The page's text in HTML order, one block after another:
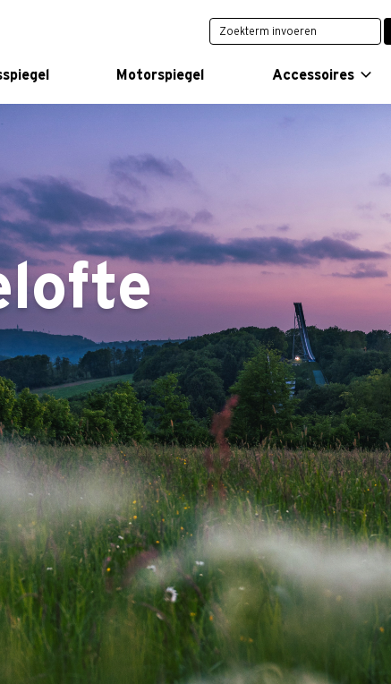
Motorspiegel Accessoires